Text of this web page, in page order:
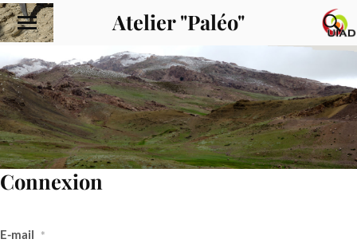
Atelier "Paléo"
Connexion
E-mail *